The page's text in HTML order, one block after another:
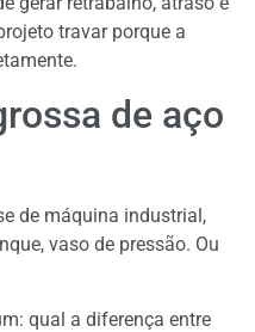
travar porque a
de aço
de máquina industrial,
vaso de pressão. Ou
qual a diferença entre